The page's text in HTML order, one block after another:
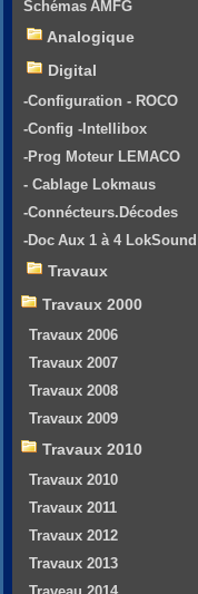
Schémas AMFG
Analogique
Digital
-Configuration - ROCO
-Config -Intellibox
-Prog Moteur LEMACO
- Cablage Lokmaus
-Connécteurs.Décodes
-Doc Aux 1 à 4 LokSound
Travaux
Travaux 2000
Travaux 2006
Travaux 2007
Travaux 2008
Travaux 2009
Travaux 2010
Travaux 2010
Travaux 2011
Travaux 2012
Travaux 2013